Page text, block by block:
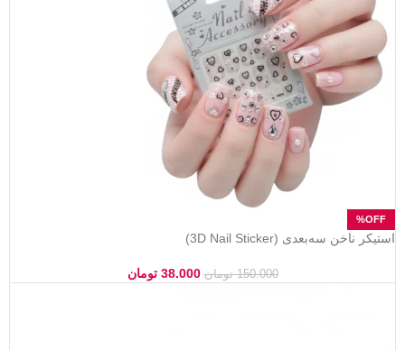
استیکر ناخن سه‌بعدی (3D Nail Sticker)
150.000 تومان 38.000 تومان